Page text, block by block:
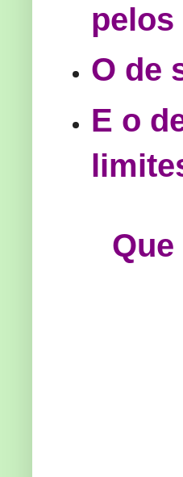
O de
E o